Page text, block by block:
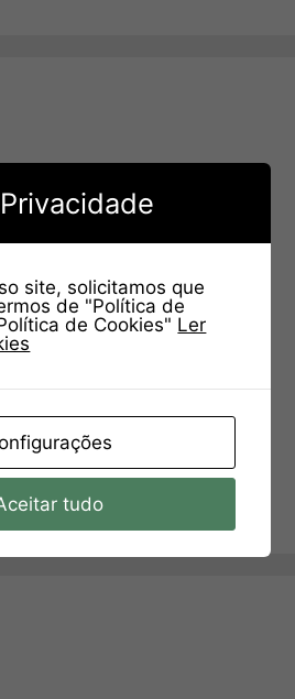
site, solicitamos que
de "Política de
de Cookies" Ler
tudo